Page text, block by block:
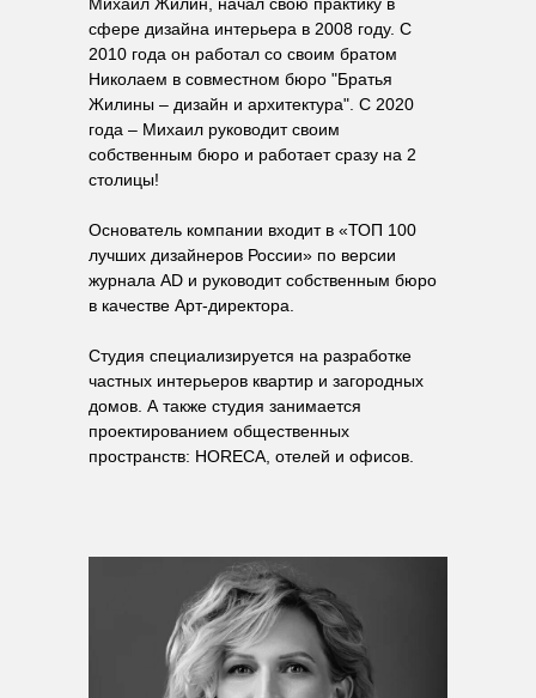
сфере дизайна интерьера в 2008 году. С
2010 года он работал со своим братом
Николаем в совместном бюро "Братья
Жилины – дизайн и архитектура". С 2020
года – Михаил руководит своим
собственным бюро и работает сразу на 2
столицы!
Основатель компании входит в «ТОП 100
лучших дизайнеров России» по версии
журнала AD и руководит собственным бюро
в качестве Арт-директора.
Студия специализируется на разработке
частных интерьеров квартир и загородных
домов. А также студия занимается
проектированием общественных
пространств: HORECA, отелей и офисов.